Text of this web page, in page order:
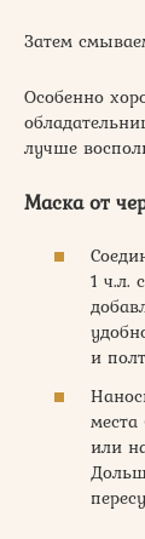
Затем
Особенно
лучше
Маска от
1 ч.л.
и
или